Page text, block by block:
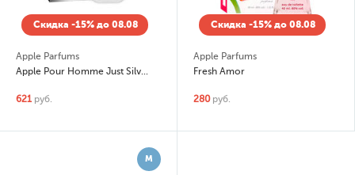
Скидка -15% до 08.08
Apple Parfums
Apple Pour Homme Just Silver
621 руб.
Скидка -15% до 08.08
Apple Parfums
Fresh Amor
280 руб.
М